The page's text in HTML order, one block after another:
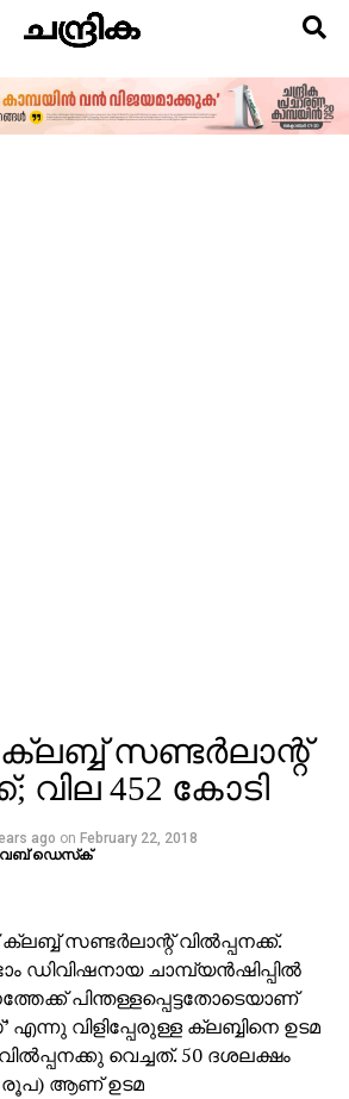
സണ്ടര്‍ലാന്റ്
വില 452 കോടി
ago on February 22, 2018
വെബ് ഡെസ്‌ക്‌
സണ്ടര്‍ലാന്റ് വില്‍പ്പനക്ക്.
ഡിവിഷനായ ചാമ്പ്യന്‍ഷിപ്പില്‍
പിന്തള്ളപ്പെട്ടതോടെയാണ്
എന്നു വിളിപ്പേരുള്ള ക്ലബ്ബിനെ ഉടമ
വെച്ചത്. 50 ദശലക്ഷം
രൂപ) ആണ് ഉടമ